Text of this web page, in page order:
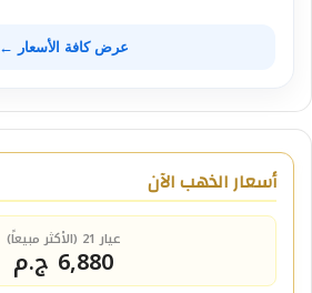
عرض كافة الأسعار ←
أسعار الذهب الآن
عيار 21 (الأكثر مبيعاً)
6,880 ج.م